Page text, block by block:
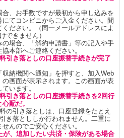
、お手数ですが最初から申し込みを
てコンビニからご入金ください。間
ださい。（同一メールアドレスによ
できません）
場合、「解約申請書」等の記入や手
本部へご連絡ください。
引き落としの口座振替手続きが完了
納機関へ通知」を押すと、加入Web
画面が表示されます。この画面が表
います。
引き落としの口座振替手続きを2回行
配だ。
の引き落としは、口座登録をたとえ
き落とししか行われません。二重に
んのでご安心ください。
、追加したい共済・保険がある場合